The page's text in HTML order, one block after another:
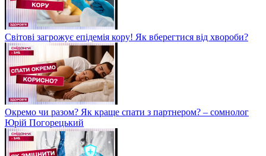
Світові загрожує епідемія кору! Як вберегтися від хвороби?
Окремо чи разом? Як краще спати з партнером? – сомнолог
Юрій Погорецький